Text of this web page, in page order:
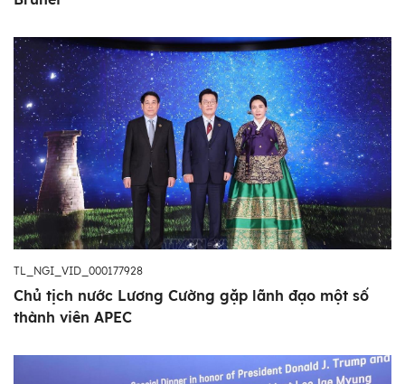
TL_NGI_VID_000177928
Chủ tịch nước Lương Cường gặp lãnh đạo một số
thành viên APEC